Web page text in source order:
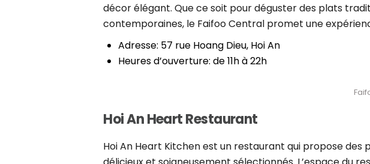
décor élégant. Que ce soit pour déguster des plats
contemporaines, le Faifoo Central promet une
Adresse: 57 rue Hoang Dieu, Hoi An
Heures d’ouverture: de 11h à 22h
Hoi An Heart Restaurant
Hoi An Heart Kitchen est un restaurant qui propose